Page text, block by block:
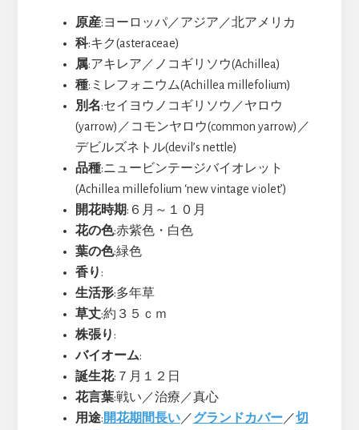
原産:ヨーロッパ／アジア／北アメリカ
科:キク(asteraceae)
属:アキレア／ノコギリソウ(Achillea)
種:ミレフォニウム(Achillea millefolium)
別名:セイヨウノコギリソウ／ヤロウ
(yarrow)／コモンヤロウ(common yarrow)／
デビルズネトル(devil’s nettle)
品種:ニュービンテージバイオレット
(Achillea millefolium ‘new vintage violet’)
開花時期:６月～１０月
花の色:赤紫色・白色
葉の色:緑色
香り :
生活形:多年草
草丈:約３５ｃｍ
株張り :
バイオーム:
誕生花:７月１２日
花言葉:戦い／治療／真心
用途:開花期間長い／グランドカバー／切